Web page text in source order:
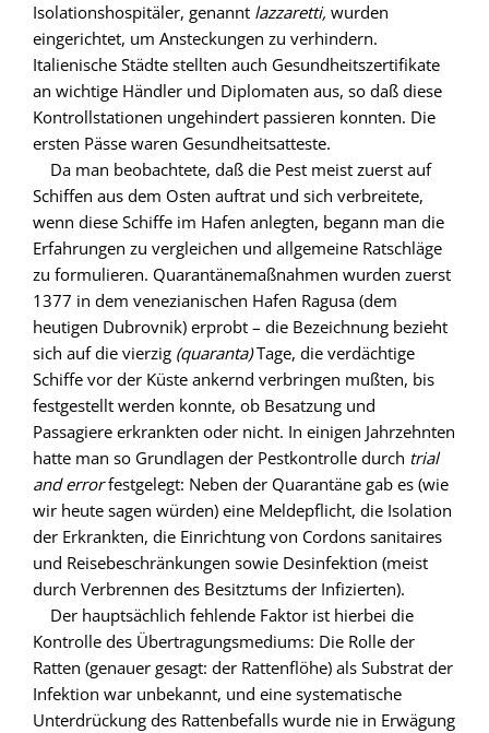
Isolationshospitäler, genannt lazzaretti, wurden
eingerichtet, um Ansteckungen zu verhindern.
Italienische Städte stellten auch Gesundheitszertifikate
an wichtige Händler und Diplomaten aus, so daß diese
Kontrollstationen ungehindert passieren konnten. Die
ersten Pässe waren Gesundheitsatteste.
Da man beobachtete, daß die Pest meist zuerst auf
Schiffen aus dem Osten auftrat und sich verbreitete,
wenn diese Schiffe im Hafen anlegten, begann man die
Erfahrungen zu vergleichen und allgemeine Ratschläge
zu formulieren. Quarantänemaßnahmen wurden zuerst
1377 in dem venezianischen Hafen Ragusa (dem
heutigen Dubrovnik) erprobt – die Bezeichnung bezieht
sich auf die vierzig (quaranta)Tage, die verdächtige
Schiffe vor der Küste ankernd verbringen mußten, bis
festgestellt werden konnte, ob Besatzung und
Passagiere erkrankten oder nicht. In einigen Jahrzehnten
hatte man so Grundlagen der Pestkontrolle durch trial
and errorfestgelegt: Neben der Quarantäne gab es (wie
wir heute sagen würden) eine Meldepflicht, die Isolation
der Erkrankten, die Einrichtung von Cordons sanitaires
und Reisebeschränkungen sowie Desinfektion (meist
durch Verbrennen des Besitztums der Infizierten).
Der hauptsächlich fehlende Faktor ist hierbei die
Kontrolle des Übertragungsmediums: Die Rolle der
Ratten (genauer gesagt: der Rattenflöhe) als Substrat der
Infektion war unbekannt, und eine systematische
Unterdrückung des Rattenbefalls wurde nie in Erwägung